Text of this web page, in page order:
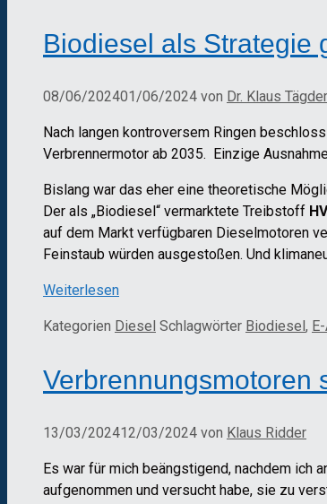
Biodiesel als Strategie
08/06/202401/06/2024 von Dr. Klaus Tägder
Nach langen kontroversem Ringen
Verbrennermotor ab 2035. Einzige
Bislang war das eher eine theoretische
Der als „Biodiesel“ vermarktete Treibstoff
auf dem Markt verfügbaren Dieselmotoren
Feinstaub würden ausgestoßen. Und
Weiterlesen
Kategorien Diesel Schlagwörter Biodiesel ,
Verbrennungsmotoren
13/03/202412/03/2024 von Klaus Ridder
Es war für mich beängstigend, nachdem ich
aufgenommen und versucht habe, sie zu